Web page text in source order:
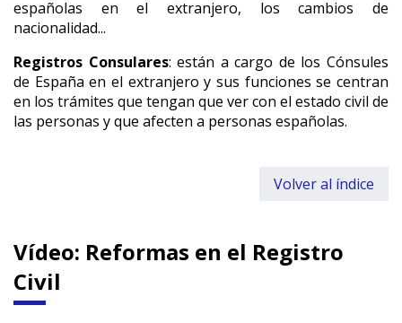
españolas en el extranjero, los cambios de
nacionalidad...
Registros Consulares: están a cargo de los Cónsules
de España en el extranjero y sus funciones se centran
en los trámites que tengan que ver con el estado civil de
las personas y que afecten a personas españolas.
Volver al índice
Vídeo: Reformas en el Registro
Civil